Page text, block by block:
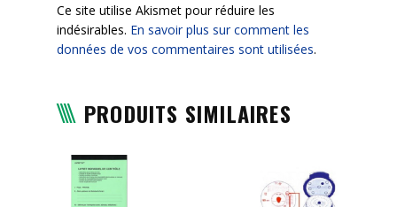
Ce site utilise Akismet pour réduire les
indésirables. En savoir plus sur comment les
données de vos commentaires sont utilisées.
PRODUITS SIMILAIRES